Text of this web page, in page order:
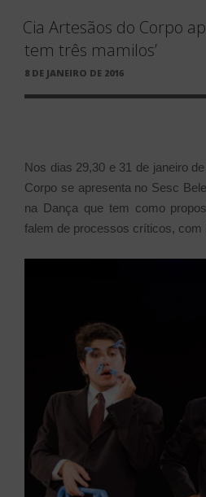
Cia Artesãos do Corpo
tem três mamilos’
PUBLICADO
8 DE JANEIRO DE 2016
Nos dias 29,30 e 31 de janeiro
Corpo se apresenta no Sesc
na Dança que tem como
falem de processos críticos, com